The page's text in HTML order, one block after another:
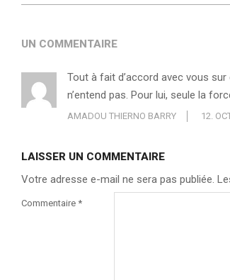
UN COMMENTAIRE
Tout à fait d’accord avec vous
n’entend pas. Pour lui, seule la
AMADOU THIERNO BARRY 12.
LAISSER UN COMMENTAIRE
Votre adresse e-mail ne sera pas publiée.
Commentaire *